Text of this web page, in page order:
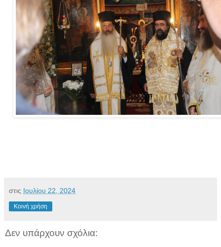
στις Ιουλίου 22, 2024
Κοινή χρήση
Δεν υπάρχουν σχόλια: